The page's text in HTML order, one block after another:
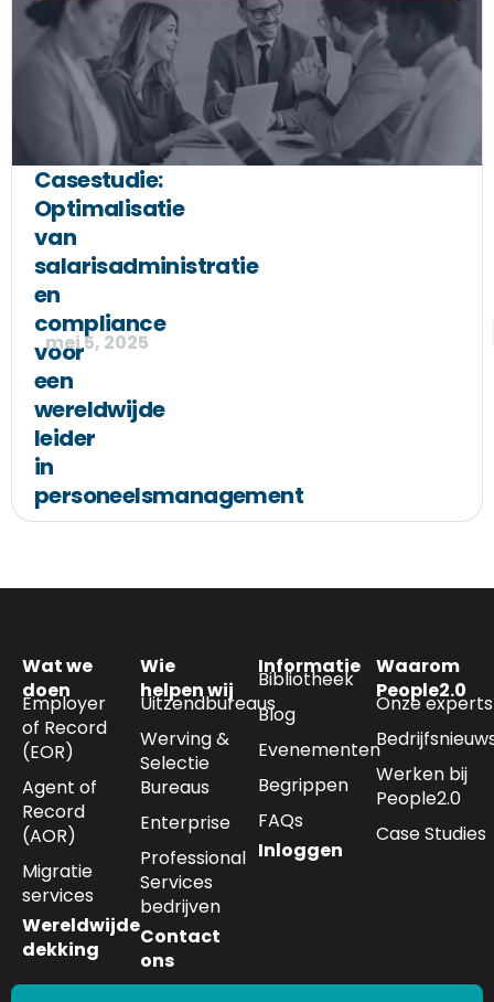
Casestudie:
Optimalisatie
van
salarisadministratie
en
compliance
voor
een
wereldwijde
leider
in
personeelsmanagement
mei 5, 2025
Wat we
doen
Employer
of Record
(EOR)
Agent of
Record
(AOR)
Migratie
services
Wereldwijde
dekking
Wie
helpen wij
Uitzendbureaus
Werving &
Selectie
Bureaus
Enterprise
Professional
Services
bedrijven
Contact
ons
Informatie
Bibliotheek
Blog
Evenementen
Begrippen
FAQs
Inloggen
Waarom
People2.0
Onze experts
Werken bij
People2.0
Case Studies